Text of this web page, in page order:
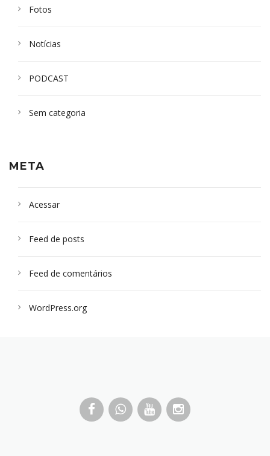
Fotos
Notícias
PODCAST
Sem categoria
META
Acessar
Feed de posts
Feed de comentários
WordPress.org